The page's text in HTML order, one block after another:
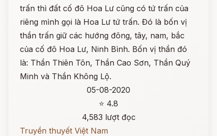
trấn thì đất cố đô Hoa Lư cũng có tứ trấn của
riêng mình gọi là Hoa Lư tứ trấn. Đó là bốn vị
thần trấn giữ các hướng đông, tây, nam, bắc
của cố đô Hoa Lư, Ninh Bình. Bốn vị thần đó
là: Thần Thiên Tôn, Thần Cao Sơn, Thần Quý
Minh và Thần Không Lộ.
05-08-2020
⭐ 4.8
4,583 lượt đọc
Truyền thuyết Việt Nam